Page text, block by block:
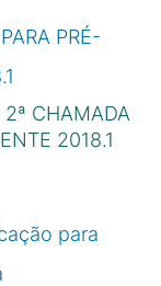
PRÉ-
CHAMADA
2018.1
para